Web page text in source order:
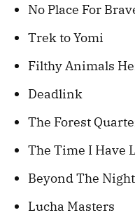
No Place For
Trek to Yomi
Filthy Animals
Deadlink
The Forest
The Time I Have
Beyond The
Lucha Masters